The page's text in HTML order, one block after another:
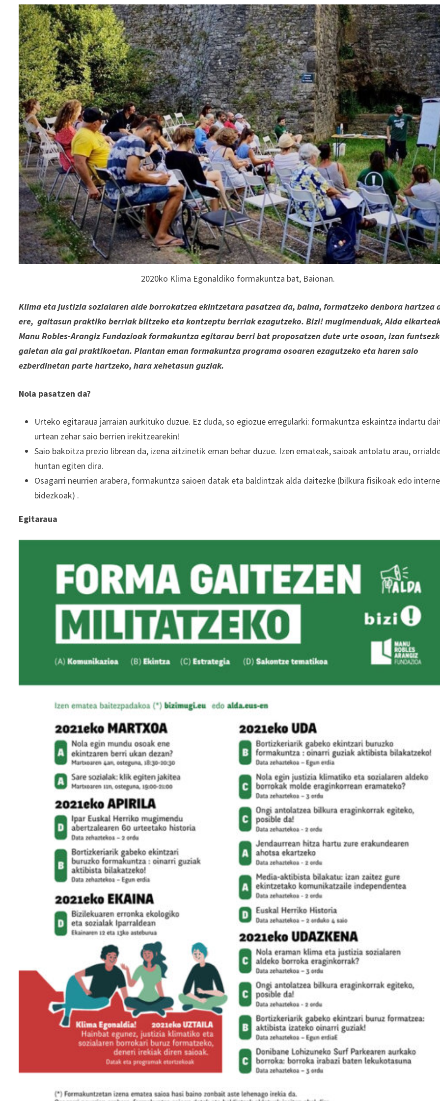
2020ko Klima Egonaldiko formakuntza bat, Baionan.
Klima eta justizia sozialaren alde borrokatzea ekintzetara pasatzea da, baina, formatzeko denbora hartzea
ere, gaitasun praktiko berriak biltzeko eta kontzeptu berriak ezagutzeko. Bizi! mugimenduak, Alda
Manu Robles-Arangiz Fundazioak formakuntza egitarau berri bat proposatzen dute urte osoan, izan
gaietan ala gai praktikoetan. Plantan eman formakuntza programa osoaren ezagutzeko eta haren saio
ezberdinetan parte hartzeko, hara xehetasun guziak.
Nola pasatzen da?
Urteko egitaraua jarraian aurkituko duzue. Ez duda, so egiozue erregularki: formakuntza eskaintza indartu
urtean zehar saio berrien irekitzearekin!
Saio bakoitza prezio librean da, izena aitzinetik eman behar duzue. Izen emateak, saioak antolatu arau,
huntan egiten dira.
Osagarri neurrien arabera, formakuntza saioen datak eta baldintzak alda daitezke (bilkura fisikoak edo
bidezkoak) .
Egitaraua